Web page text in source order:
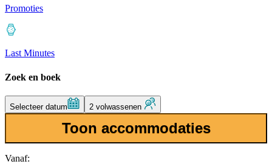
Promoties
Last Minutes
Zoek en boek
Selecteer datum 2 volwassenen
Toon accommodaties
Vanaf: